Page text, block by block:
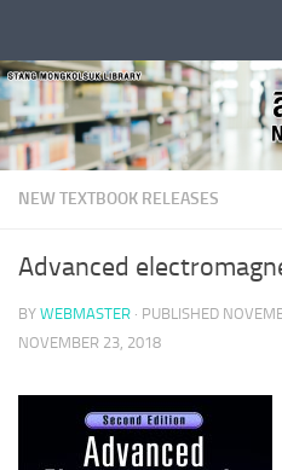
NEW TEXTBOOK RELEASES
Advanced
BY WEBMASTER · PUBLISHED
NOVEMBER 23, 2018